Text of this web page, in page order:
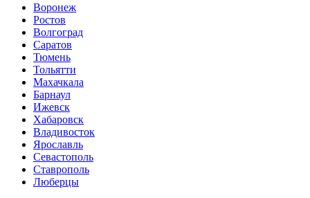
Воронеж
Ростов
Волгоград
Саратов
Тюмень
Тольятти
Махачкала
Барнаул
Ижевск
Хабаровск
Владивосток
Ярославль
Севастополь
Ставрополь
Люберцы